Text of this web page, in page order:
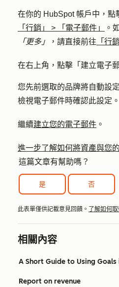
在你的 HubSpot 帳戶中，點
「行銷」
> 「電子郵件」
。
「更多」
，請直接前往 「行
在右上角，點擊「 建立電子
您先前選取的品牌將自動設
檢視電子郵件時確認此設定。
繼續建立您的電子郵件 。
進一步了解如何將資產與您
這篇文章有幫助嗎？
是 否
此表單僅供記載意見回饋。 了解如何
相關內容
A Short Guide to Using
Report on revenue